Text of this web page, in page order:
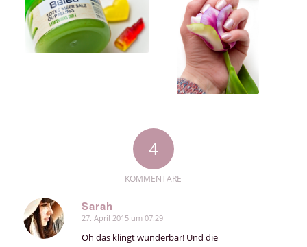
4
KOMMENTARE
Sarah
sagte:
27. April 2015 um 07:29
Oh das klingt wunderbar! Und die